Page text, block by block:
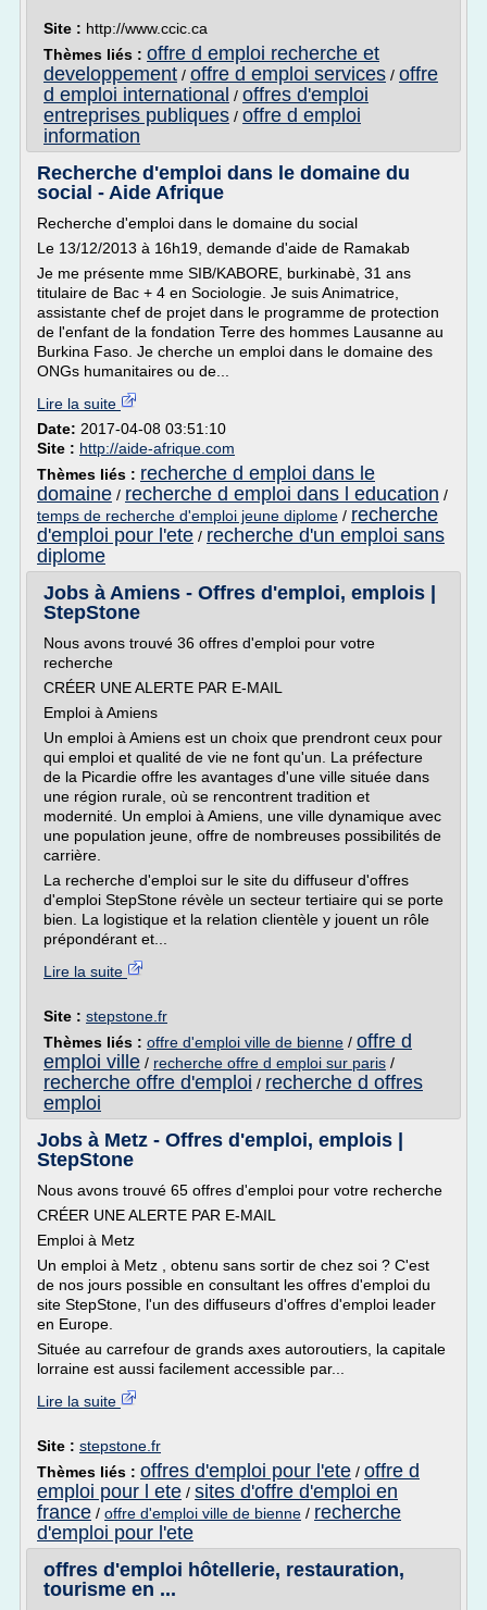
Site : http://www.ccic.ca
Thèmes liés : offre d emploi recherche et
developpement / offre d emploi services / offre
d emploi international / offres d'emploi
entreprises publiques / offre d emploi
information
Recherche d'emploi dans le domaine du
social - Aide Afrique
Recherche d'emploi dans le domaine du social
Le 13/12/2013 à 16h19, demande d'aide de Ramakab
Je me présente mme SIB/KABORE, burkinabè, 31 ans
titulaire de Bac + 4 en Sociologie. Je suis Animatrice,
assistante chef de projet dans le programme de protection
de l'enfant de la fondation Terre des hommes Lausanne au
Burkina Faso. Je cherche un emploi dans le domaine des
ONGs humanitaires ou de...
Lire la suite
Date: 2017-04-08 03:51:10
Site : http://aide-afrique.com
Thèmes liés : recherche d emploi dans le
domaine / recherche d emploi dans l education /
temps de recherche d'emploi jeune diplome / recherche
d'emploi pour l'ete / recherche d'un emploi sans
diplome
Jobs à Amiens - Offres d'emploi, emplois |
StepStone
Nous avons trouvé 36 offres d'emploi pour votre
recherche
CRÉER UNE ALERTE PAR E-MAIL
Emploi à Amiens
Un emploi à Amiens est un choix que prendront ceux pour
qui emploi et qualité de vie ne font qu'un. La préfecture
de la Picardie offre les avantages d'une ville située dans
une région rurale, où se rencontrent tradition et
modernité. Un emploi à Amiens, une ville dynamique avec
une population jeune, offre de nombreuses possibilités de
carrière.
La recherche d'emploi sur le site du diffuseur d'offres
d'emploi StepStone révèle un secteur tertiaire qui se porte
bien. La logistique et la relation clientèle y jouent un rôle
prépondérant et...
Lire la suite
Site : stepstone.fr
Thèmes liés : offre d'emploi ville de bienne / offre d
emploi ville / recherche offre d emploi sur paris /
recherche offre d'emploi / recherche d offres
emploi
Jobs à Metz - Offres d'emploi, emplois |
StepStone
Nous avons trouvé 65 offres d'emploi pour votre recherche
CRÉER UNE ALERTE PAR E-MAIL
Emploi à Metz
Un emploi à Metz , obtenu sans sortir de chez soi ? C'est
de nos jours possible en consultant les offres d'emploi du
site StepStone, l'un des diffuseurs d'offres d'emploi leader
en Europe.
Située au carrefour de grands axes autoroutiers, la capitale
lorraine est aussi facilement accessible par...
Lire la suite
Site : stepstone.fr
Thèmes liés : offres d'emploi pour l'ete / offre d
emploi pour l ete / sites d'offre d'emploi en
france / offre d'emploi ville de bienne / recherche
d'emploi pour l'ete
offres d'emploi hôtellerie, restauration,
tourisme en ...